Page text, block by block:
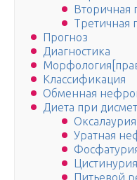
Вторичная
Третичная
Прогноз
Диагностика
Классификация
Обменная
Диета при
Оксалаурия
Уратная
Цистинурия
Питьевой